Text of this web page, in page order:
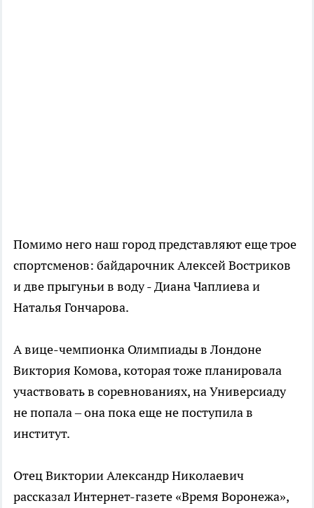
Помимо него наш город представляют еще трое
спортсменов: байдарочник Алексей Востриков
и две прыгуньи в воду - Диана Чаплиева и
Наталья Гончарова.
А вице-чемпионка Олимпиады в Лондоне
Виктория Комова, которая тоже планировала
участвовать в соревнованиях, на Универсиаду
не попала – она пока еще не поступила в
институт.
Отец Виктории Александр Николаевич
рассказал Интернет-газете «Время Воронежа»,